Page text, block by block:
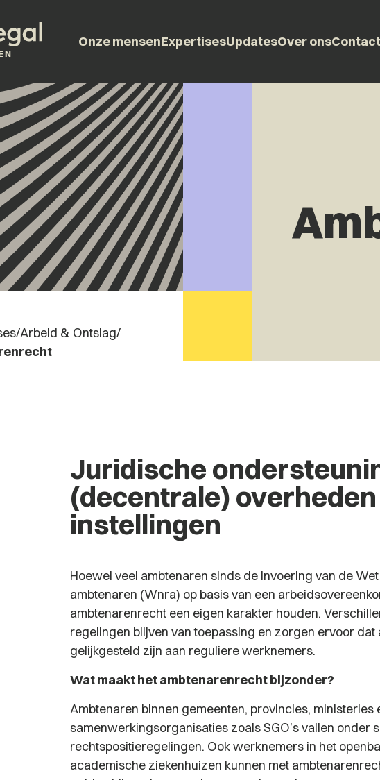
Onze mensenExpertisesUpdatesOver onsContact
/Arbeid & Ontslag/
Juridische
(decentrale)
instellingen
Hoewel veel ambtenaren sinds de invoering van de
ambtenaren (Wnra) op basis van een
ambtenarenrecht een eigen karakter houden.
regelingen blijven van toepassing en zorgen ervoor
gelijkgesteld zijn aan reguliere werknemers.
Wat maakt het ambtenarenrecht bijzonder?
Ambtenaren binnen gemeenten, provincies, ministeries
samenwerkingsorganisaties zoals SGO’s vallen onder
rechtspositieregelingen. Ook werknemers in het
academische ziekenhuizen kunnen met